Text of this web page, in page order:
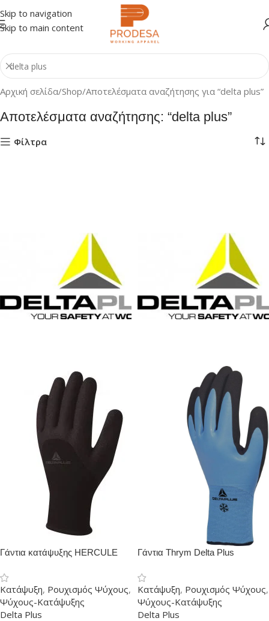
Skip to navigation
Skip to main content
Αρχική σελίδα Shop Αποτελέσματα αναζήτησης για “delta plus”
Αποτελέσματα αναζήτησης: “delta plus”
Φίλτρα
Γάντια κατάψυξης HERCULE
Κατάψυξη, Ρουχισμός Ψύχους,
Ψύχους-Κατάψυξης
Delta Plus
Γάντια Thrym Delta Plus
Κατάψυξη, Ρουχισμός Ψύχους,
Ψύχους-Κατάψυξης
Delta Plus